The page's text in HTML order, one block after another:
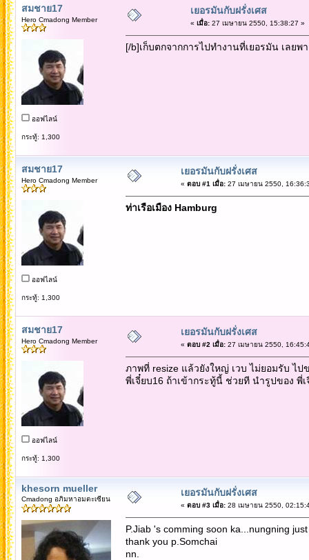
สมชาย17
Hero Cmadong Member
ออฟไลน์
กระทู้: 1,300
เยอรมันกับฝรั่งเศส
« เมื่อ:27 เมษายน 2550, 15:38:27 »
[/b]เก็บตกจากการไปทำงานที่เยอรมัน เลย
สมชาย17
Hero Cmadong Member
ออฟไลน์
กระทู้: 1,300
เยอรมันกับฝรั่งเศส
« ตอบ #1 เมื่อ:27 เมษายน 2550,
ท่าเรือเมือง Hamburg
สมชาย17
Hero Cmadong Member
ออฟไลน์
กระทู้: 1,300
เยอรมันกับฝรั่งเศส
« ตอบ #2 เมื่อ:27 เมษายน 2550,
ภาพที่ resize แล้วยังใหญ่ เวบ ไม่ยอมรับ ไป
พี่เจี๋ยบ16 ถ้าเข้ากระทู้นี้ ช่วยที นำรูปของ พี่
khesorn mueller
Cmadong อภิมหาอมตะเซียน
เยอรมันกับฝรั่งเศส
« ตอบ #3 เมื่อ:28 เมษายน 2550,
P.Jiab 's comming soon ka...nungning
thank you p.Somchai
nn.